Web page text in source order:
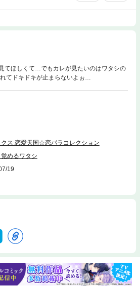
てほしくて…でもカレが見たいのはワタシの
てドキドキが止まらないよぉ…
ス 恋愛天国☆恋パラコレクション
めるワタシ
19